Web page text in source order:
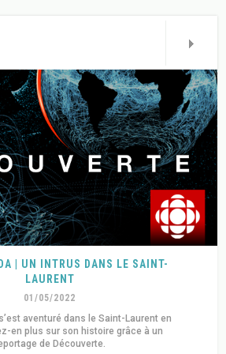
| UN INTRUS DANS LE SAINT-
LAURENT
01/05/2022
aventuré dans le Saint-Laurent en
en plus sur son histoire grâce à un
de Découverte.